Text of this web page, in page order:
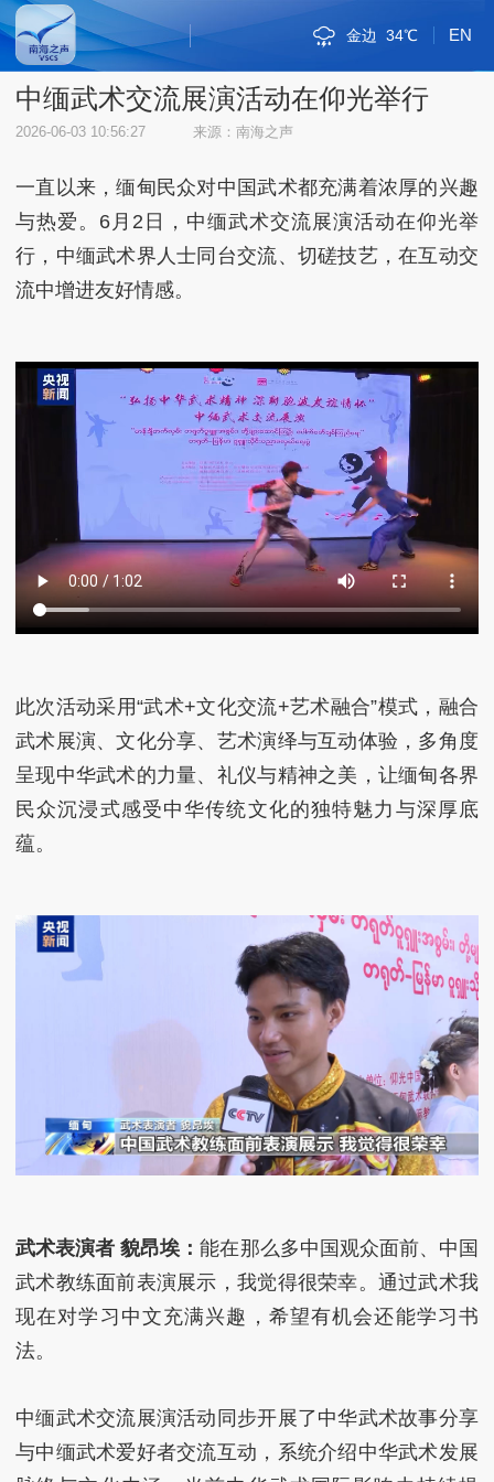
EN
河内 38℃
三沙 32℃
三亚 30℃
琼海 34℃
海口 32℃
斯里巴加湾 34℃
金边 34℃
雅加达 33℃
万象 31℃
吉隆坡 34℃
马尼拉 30℃
新加坡市 33℃
曼谷 34℃
内比都 31℃
河内 38℃
三沙 32℃
中缅武术交流展演活动在仰光举行
2026-06-03 10:56:27 来源：南海之声
一直以来，缅甸民众对中国武术都充满着浓厚的兴趣
与热爱。6月2日，中缅武术交流展演活动在仰光举
行，中缅武术界人士同台交流、切磋技艺，在互动交
流中增进友好情感。
此次活动采用“武术+文化交流+艺术融合”模式，融合
武术展演、文化分享、艺术演绎与互动体验，多角度
呈现中华武术的力量、礼仪与精神之美，让缅甸各界
民众沉浸式感受中华传统文化的独特魅力与深厚底
蕴。
武术表演者 貌昂埃：能在那么多中国观众面前、中国
武术教练面前表演展示，我觉得很荣幸。通过武术我
现在对学习中文充满兴趣，希望有机会还能学习书
法。
中缅武术交流展演活动同步开展了中华武术故事分享
与中缅武术爱好者交流互动，系统介绍中华武术发展